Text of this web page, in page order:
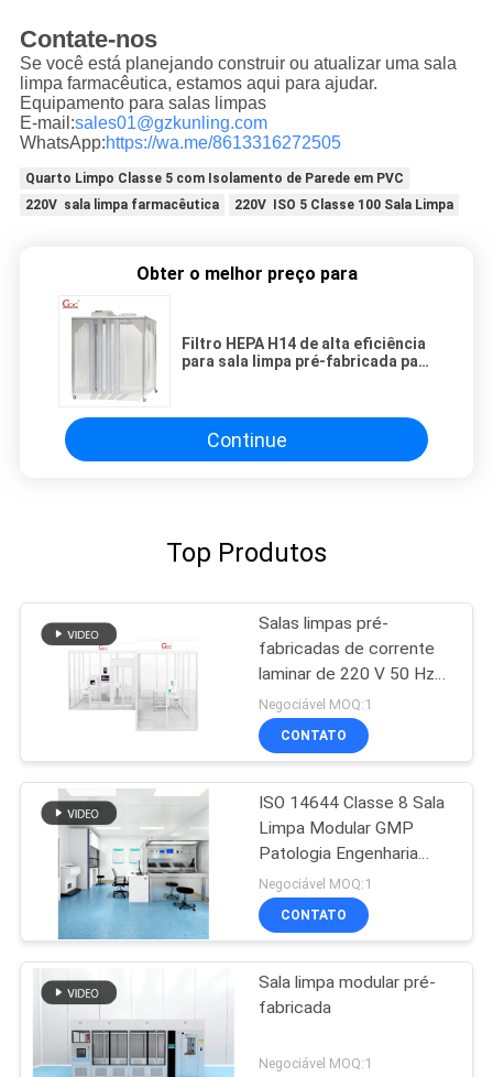
Contate-nos
Se você está planejando construir ou atualizar uma sala
limpa farmacêutica, estamos aqui para ajudar.
Equipamento para salas limpas
E-mail:sales01@gzkunling.com
WhatsApp:https://wa.me/8613316272505
Quarto Limpo Classe 5 com Isolamento de Parede em PVC
220V sala limpa farmacêutica
220V ISO 5 Classe 100 Sala Limpa
Obter o melhor preço para
Filtro HEPA H14 de alta eficiência
para sala limpa pré-fabricada para
Continue
Top Produtos
Salas limpas pré-
fabricadas de corrente
laminar de 220 V 50 Hz
classe 100
Negociável MOQ:1
CONTATO
ISO 14644 Classe 8 Sala
Limpa Modular GMP
Patologia Engenharia
Solução de Sala Limpa
Negociável MOQ:1
CONTATO
Sala limpa modular pré-
fabricada
Negociável MOQ:1